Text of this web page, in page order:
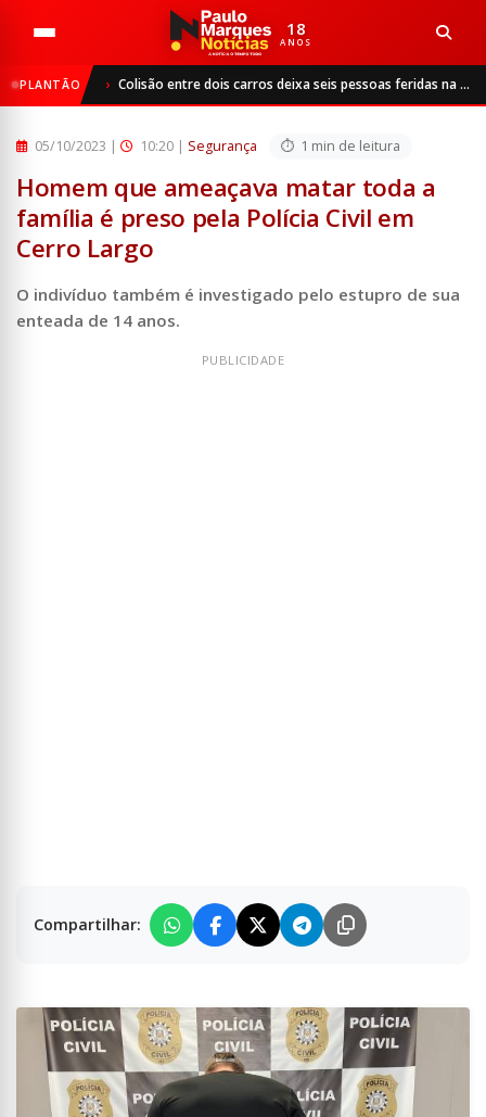
18
ANOS
PLANTÃO Colisão entre dois carros deixa seis pessoas feridas na BR-468, em Três Passos
Segurança
Homem que ameaçava matar toda a família é preso pela Polí...
05/10/2023 | 10:20 | Segurança 1 min de leitura
Homem que ameaçava matar toda a
família é preso pela Polícia Civil em
Cerro Largo
O indivíduo também é investigado pelo estupro de sua
enteada de 14 anos.
Compartilhar: